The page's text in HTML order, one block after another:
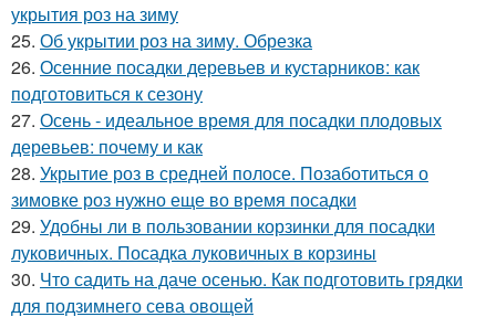
укрытия роз на зиму
25. Об укрытии роз на зиму. Обрезка
26. Осенние посадки деревьев и кустарников: как
подготовиться к сезону
27. Осень - идеальное время для посадки плодовых
деревьев: почему и как
28. Укрытие роз в средней полосе. Позаботиться о
зимовке роз нужно еще во время посадки
29. Удобны ли в пользовании корзинки для посадки
луковичных. Посадка луковичных в корзины
30. Что садить на даче осенью. Как подготовить грядки
для подзимнего сева овощей